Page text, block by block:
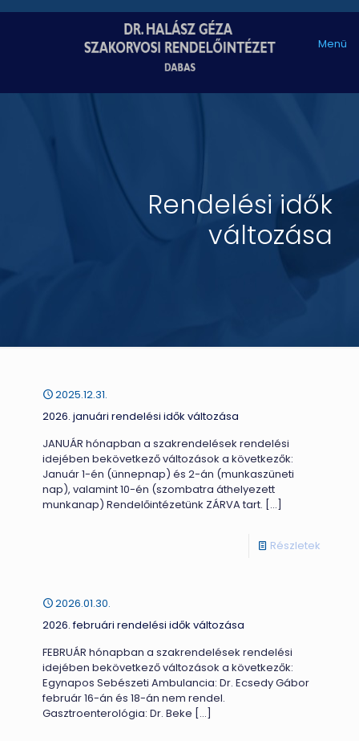
Menü
Rendelési idők
változása
2025.12.31.
2026. januári rendelési idők változása
JANUÁR hónapban a szakrendelések rendelési
idejében bekövetkező változások a következők:
Január 1-én (ünnepnap) és 2-án (munkaszüneti
nap), valamint 10-én (szombatra áthelyezett
munkanap) Rendelőintézetünk ZÁRVA tart. […]
Részletek
2026.01.30.
2026. februári rendelési idők változása
FEBRUÁR hónapban a szakrendelések rendelési
idejében bekövetkező változások a következők:
Egynapos Sebészeti Ambulancia: Dr. Ecsedy Gábor
február 16-án és 18-án nem rendel.
Gasztroenterológia: Dr. Beke […]